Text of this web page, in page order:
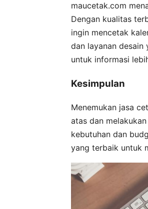
maucetak.com
Dengan kualitas
ingin mencetak
dan layanan desain
untuk informasi
Kesimpulan
Menemukan jasa
atas dan
kebutuhan dan
yang terbaik untuk